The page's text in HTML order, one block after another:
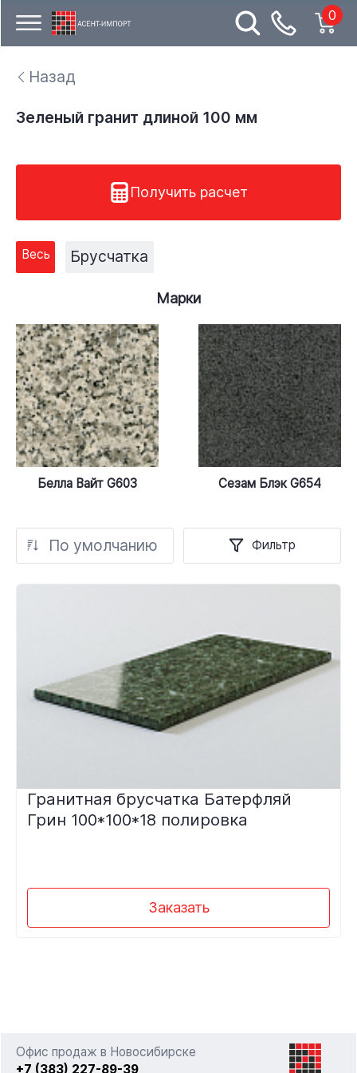
0
Назад
Зеленый гранит длиной 100 мм
Получить расчет
Весь Брусчатка
Марки
Белла Вайт G603 Сезам Блэк G654
По умолчанию Фильтр
Гранитная брусчатка Батерфляй
Грин 100*100*18 полировка
Заказать
Офис продаж в Новосибирске
+7 (383) 227-89-39